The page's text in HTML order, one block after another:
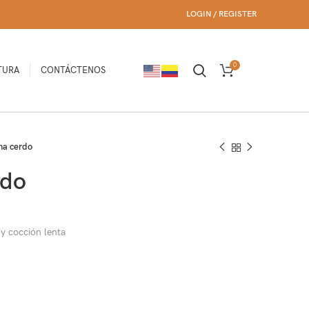
LOGIN / REGISTER
CONTÁCTENOS 0
cerdo
cocción lenta